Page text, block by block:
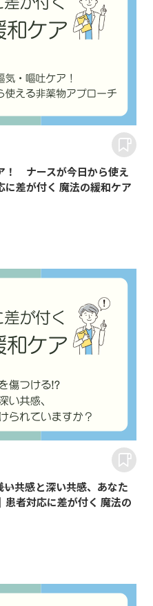
！ ナースが今日から使え
差が付く 魔法の緩和ケア
い共感と深い共感、あなた
者対応に差が付く 魔法の